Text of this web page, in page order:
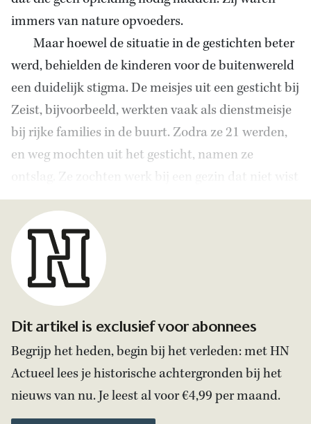
immers van nature opvoeders.
Maar hoewel de situatie in de gestichten beter
werd, behielden de kinderen voor de buitenwereld
een duidelijk stigma. De meisjes uit een gesticht bij
Zeist, bijvoorbeeld, werkten vaak als dienstmeisje
bij rijke families in de buurt. Zodra ze 21 werden,
en weg mochten uit het gesticht, namen ze
ontslag. Ze zochten werk bij een gezin dat niet wist
waar ze vandaan kwamen.’
Dit artikel is exclusief voor abonnees
Begrijp het heden, begin bij het verleden: met HN
Actueel lees je historische achtergronden bij het
nieuws van nu. Je leest al voor €4,99 per maand.